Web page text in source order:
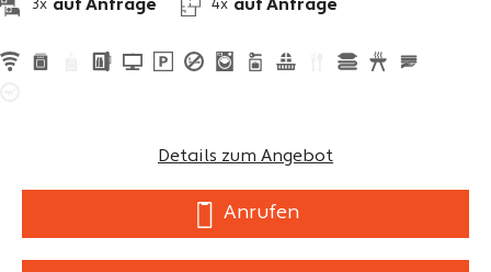
3x auf Anfrage 4x auf Anfrage
Details zum Angebot
Anrufen